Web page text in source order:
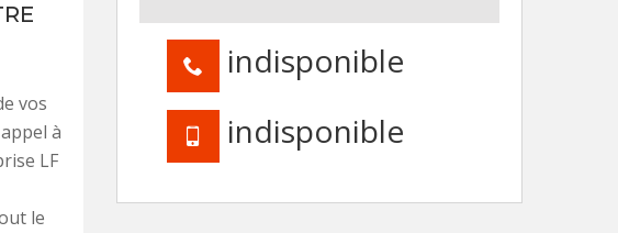
vos
à
LF
le
indisponible
indisponible